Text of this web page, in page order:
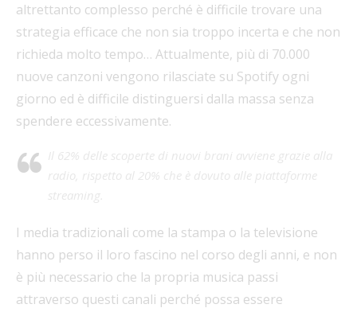
altrettanto complesso perché è difficile trovare una
strategia efficace che non sia troppo incerta e che non
richieda molto tempo… Attualmente, più di 70.000
nuove canzoni vengono rilasciate su Spotify ogni
giorno ed è difficile distinguersi dalla massa senza
spendere eccessivamente.
Il 62% delle scoperte di nuovi brani avviene grazie alla
radio, rispetto al 20% che è dovuto alle piattaforme
streaming.
I media tradizionali come la stampa o la televisione
hanno perso il loro fascino nel corso degli anni, e non
è più necessario che la propria musica passi
attraverso questi canali perché possa essere